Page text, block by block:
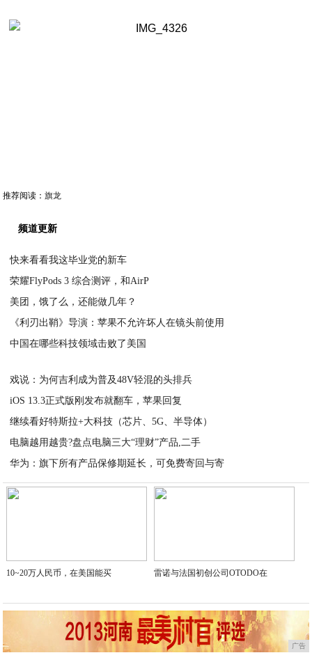
推荐阅读：旗龙
频道更新
快来看看我这毕业党的新车
荣耀FlyPods 3 综合测评，和AirP
美团，饿了么，还能做几年？
《利刃出鞘》导演：苹果不允许坏人在镜头前使用
中国在哪些科技领域击败了美国
戏说：为何吉利成为普及48V轻混的头排兵
iOS 13.3正式版刚发布就翻车，苹果回复
继续看好特斯拉+大科技（芯片、5G、半导体）
电脑越用越贵?盘点电脑三大“理财”产品,二手
华为：旗下所有产品保修期延长，可免费寄回与寄
2020-04-03
10~20万人民币，在美国能买 雷诺与法国初创公司OTODO在
广告